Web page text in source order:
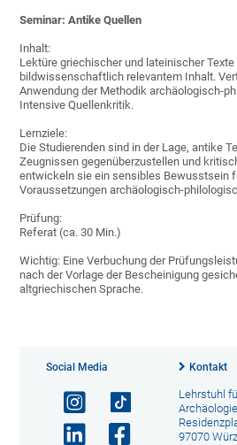
Seminar: Antike Quellen
Inhalt:
Lektüre griechischer und lateinischer
bildwissenschaftlich relevantem Inhalt.
Anwendung der Methodik archäologisch-
Intensive Quellenkritik.
Lernziele:
Die Studierenden sind in der Lage, antike
Zeugnissen gegenüberzustellen und
entwickeln sie ein sensibles Bewusstsein
Voraussetzungen archäologisch-
Prüfung:
Referat (ca. 30 Min.)
Wichtig: Eine Verbuchung der
nach der Vorlage der Bescheinigung
altgriechischen Sprache.
Social Media Kontakt
Lehrstuhl
Archäologie
97070